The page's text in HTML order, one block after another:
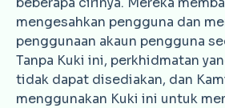
mengesahkan pengguna dan
penggunaan akaun pengguna
Tanpa Kuki ini, perkhidmatan
tidak dapat disediakan, dan
menggunakan Kuki ini untuk